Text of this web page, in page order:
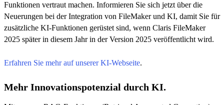
Funktionen vertraut machen. Informieren Sie sich jetzt über die
Neuerungen bei der Integration von FileMaker und KI, damit Sie für
zusätzliche KI-Funktionen gerüstet sind, wenn Claris FileMaker
2025 später in diesem Jahr in der Version 2025 veröffentlicht wird.
Erfahren Sie mehr auf unserer KI-Webseite.
Mehr Innovationspotenzial durch KI.